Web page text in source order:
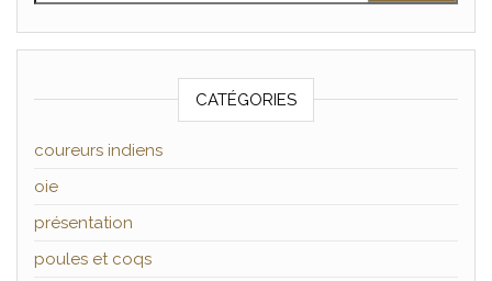
CATÉGORIES
coureurs indiens
oie
présentation
poules et coqs